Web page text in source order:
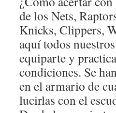
de los Nets,
Knicks, Clippers,
aquí todos
equiparte y
condiciones. Se
en el armario de
lucirlas con el